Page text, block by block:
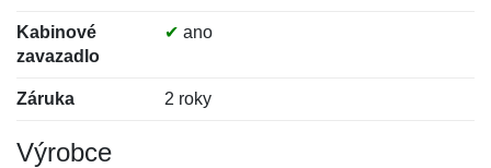
Kabinové
zavazadlo
✔ ano
Záruka 2 roky
Výrobce